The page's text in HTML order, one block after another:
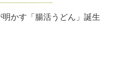
かす「腸活うどん」誕生